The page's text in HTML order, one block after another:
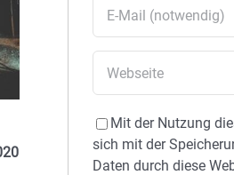
Mit der Nutzung
sich mit der
Daten durch diese